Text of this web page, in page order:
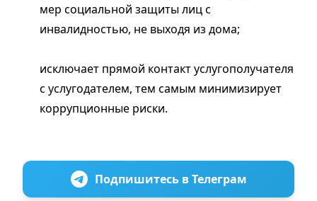
мер социальной защиты лиц с
инвалидностью, не выходя из дома;
исключает прямой контакт услугополучателя
с услугодателем, тем самым минимизирует
коррупционные риски.
Подпишитесь в Телеграм